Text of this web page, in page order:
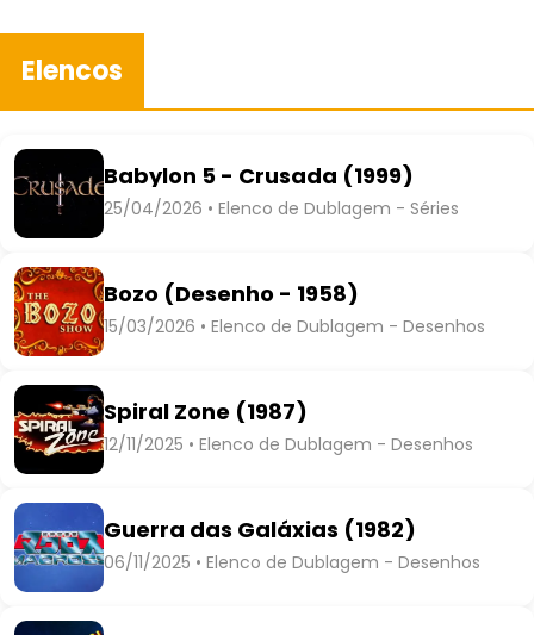
Elencos
Babylon 5 - Crusada (1999)
25/04/2026 • Elenco de Dublagem - Séries
Bozo (Desenho - 1958)
15/03/2026 • Elenco de Dublagem - Desenhos
Spiral Zone (1987)
12/11/2025 • Elenco de Dublagem - Desenhos
Guerra das Galáxias (1982)
06/11/2025 • Elenco de Dublagem - Desenhos